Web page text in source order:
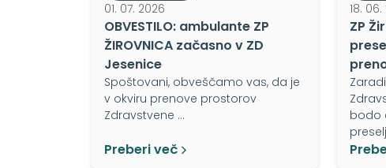
01. 07. 2026
OBVESTILO: ambulante ZP
ŽIROVNICA začasno v ZD
Jesenice
Spoštovani, obveščamo vas, da je
v okviru prenove prostorov
Zdravstvene …
Preberi več
18.
ZP
bodo